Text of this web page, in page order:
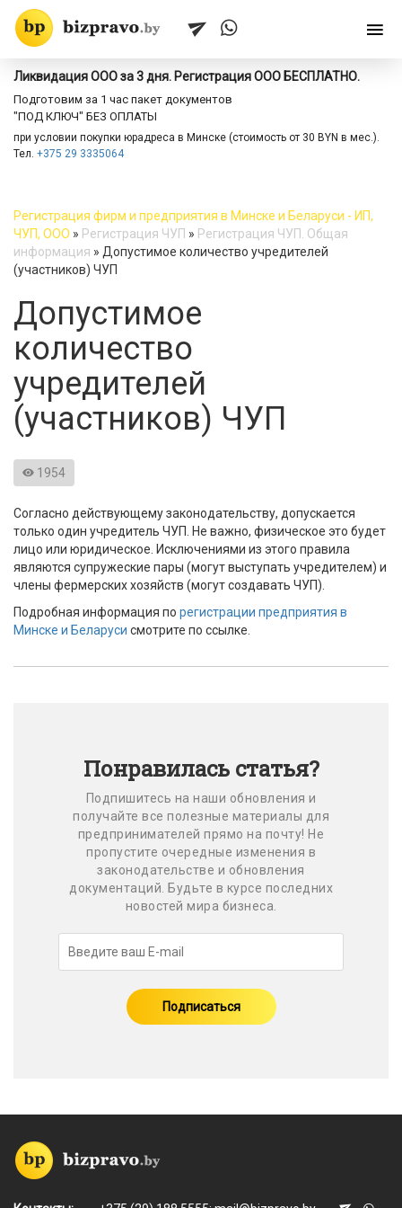
Ликвидация ООО за 3 дня. Регистрация ООО БЕСПЛАТНО.
Подготовим за 1 час пакет документов
"ПОД КЛЮЧ" БЕЗ ОПЛАТЫ
при условии покупки юрадреса в Минске (стоимость от 30 BYN в мес.).
Тел. +375 29 3335064
Регистрация фирм и предприятия в Минске и Беларуси - ИП,
ЧУП, ООО » Регистрация ЧУП » Регистрация ЧУП. Общая
информация » Допустимое количество учредителей
(участников) ЧУП
Допустимое
количество
учредителей
(участников) ЧУП
1954
Согласно действующему законодательству, допускается
только один учредитель ЧУП. Не важно, физическое это будет
лицо или юридическое. Исключениями из этого правила
являются супружеские пары (могут выступать учредителем) и
члены фермерских хозяйств (могут создавать ЧУП).
Подробная информация по регистрации предприятия в
Минске и Беларуси смотрите по ссылке.
Понравилась статья?
Подпишитесь на наши обновления и
получайте все полезные материалы для
предпринимателей прямо на почту! Не
пропустите очередные изменения в
законодательстве и обновления
документаций. Будьте в курсе последних
новостей мира бизнеса.